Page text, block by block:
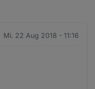
Mi. 22 Aug 2018 - 11:16